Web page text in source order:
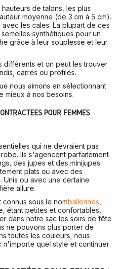
de talons, les plus
moyenne (de 3 cm à 5 cm).
les cales. La plupart de ces
synthétiques pour un
grâce à leur souplesse et leur
différents et on peut les trouver
carrés ou profilés.
nous aimons en sélectionnant
mieux à nos besoins.
POUR FEMMES
qui ne devraient pas
Ils s'agencent parfaitement
des jupes et des minijupes.
plats ou avec des
Unis ou avec une certaine
allure.
sous le nomballerines,
étant petites et confortables,
dans notre sac les soirs de fête
ne pouvons plus porter de
toutes les couleurs, nous
n'importe quel style et continuer